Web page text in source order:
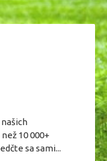
10 000+
sa sami...